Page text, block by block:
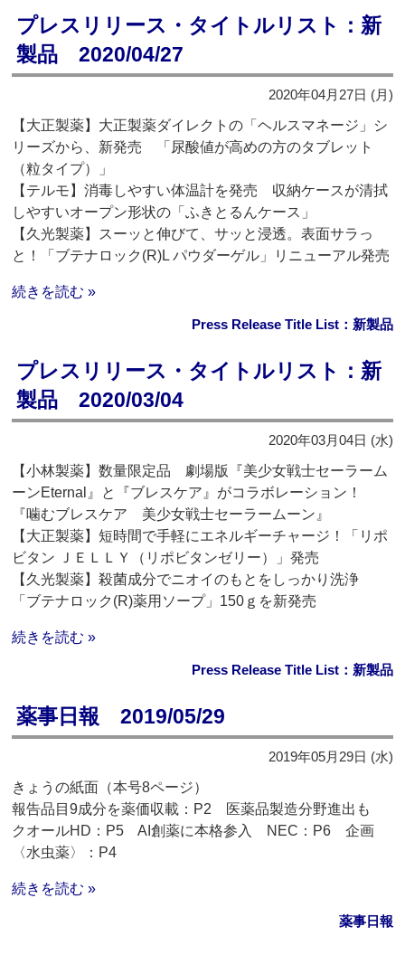
プレスリリース・タイトルリスト：新
製品 2020/04/27
2020年04月27日 (月)
【大正製薬】大正製薬ダイレクトの「ヘルスマネージ」シ
リーズから、新発売 「尿酸値が高めの方のタブレット
（粒タイプ）」
【テルモ】消毒しやすい体温計を発売 収納ケースが清拭
しやすいオープン形状の「ふきとるんケース」
【久光製薬】スーッと伸びて、サッと浸透。表面サラっ
と！「ブテナロック(R)L パウダーゲル」リニューアル発売
続きを読む »
Press Release Title List：新製品
プレスリリース・タイトルリスト：新
製品 2020/03/04
2020年03月04日 (水)
【小林製薬】数量限定品 劇場版『美少女戦士セーラーム
ーンEternal』と『ブレスケア』がコラボレーション！
『噛むブレスケア 美少女戦士セーラームーン』
【大正製薬】短時間で手軽にエネルギーチャージ！「リポ
ビタン ＪＥＬＬＹ（リポビタンゼリー）」発売
【久光製薬】殺菌成分でニオイのもとをしっかり洗浄
「ブテナロック(R)薬用ソープ」150ｇを新発売
続きを読む »
Press Release Title List：新製品
薬事日報 2019/05/29
2019年05月29日 (水)
きょうの紙面（本号8ページ）
報告品目9成分を薬価収載：P2 医薬品製造分野進出も
クオールHD：P5 AI創薬に本格参入 NEC：P6 企画
〈水虫薬〉：P4
続きを読む »
薬事日報